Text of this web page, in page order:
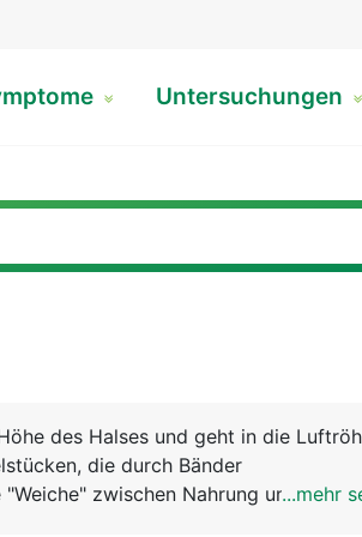
Untersuchungen
des Halses und geht in die
die durch Bänder
zwischen Nahrung und Luft.
...mehr